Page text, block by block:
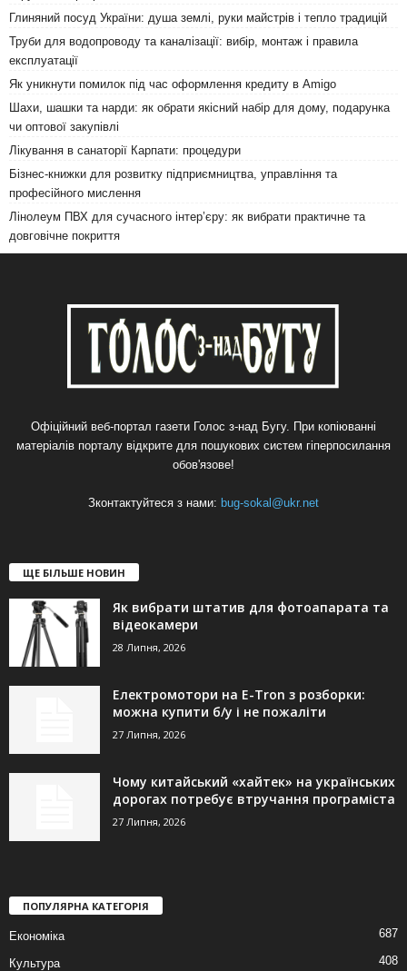
Глиняний посуд України: душа землі, руки майстрів і тепло традицій
Труби для водопроводу та каналізації: вибір, монтаж і правила
експлуатації
Як уникнути помилок під час оформлення кредиту в Amigo
Шахи, шашки та нарди: як обрати якісний набір для дому, подарунка
чи оптової закупівлі
Лікування в санаторії Карпати: процедури
Бізнес-книжки для розвитку підприємництва, управління та
професійного мислення
Лінолеум ПВХ для сучасного інтер’єру: як вибрати практичне та
довговічне покриття
Офіційний веб-портал газети Голос з-над Бугу. При копіюванні
матеріалів порталу відкрите для пошукових систем гіперпосилання
обов'язове!
Зконтактуйтеся з нами: bug-sokal@ukr.net
ЩЕ БІЛЬШЕ НОВИН
Як вибрати штатив для фотоапарата та
відеокамери
28 Липня, 2026
Електромотори на E-Tron з розборки:
можна купити б/у і не пожаліти
27 Липня, 2026
Чому китайський «хайтек» на українських
дорогах потребує втручання програміста
27 Липня, 2026
ПОПУЛЯРНА КАТЕГОРІЯ
Економіка 687
Культура 408